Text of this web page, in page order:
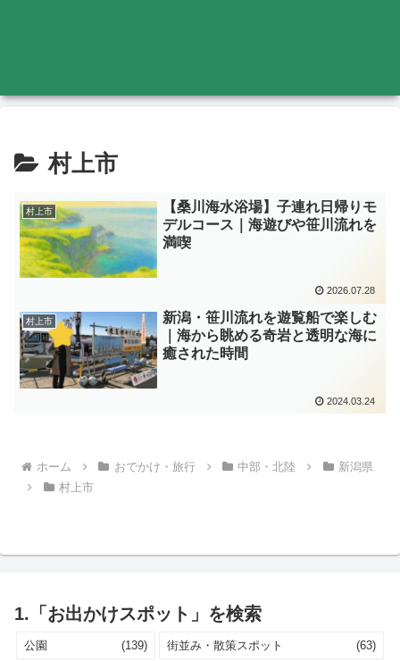
村上市
村上市
【桑川海水浴場】子連れ日帰りモ
デルコース｜海遊びや笹川流れを
満喫
2026.07.28
村上市
新潟・笹川流れを遊覧船で楽しむ
｜海から眺める奇岩と透明な海に
癒された時間
2024.03.24
ホーム おでかけ・旅行 中部・北陸
新潟県
村上市
1.「お出かけスポット」を検索
公園 (139) 街並み・散策スポット (63)